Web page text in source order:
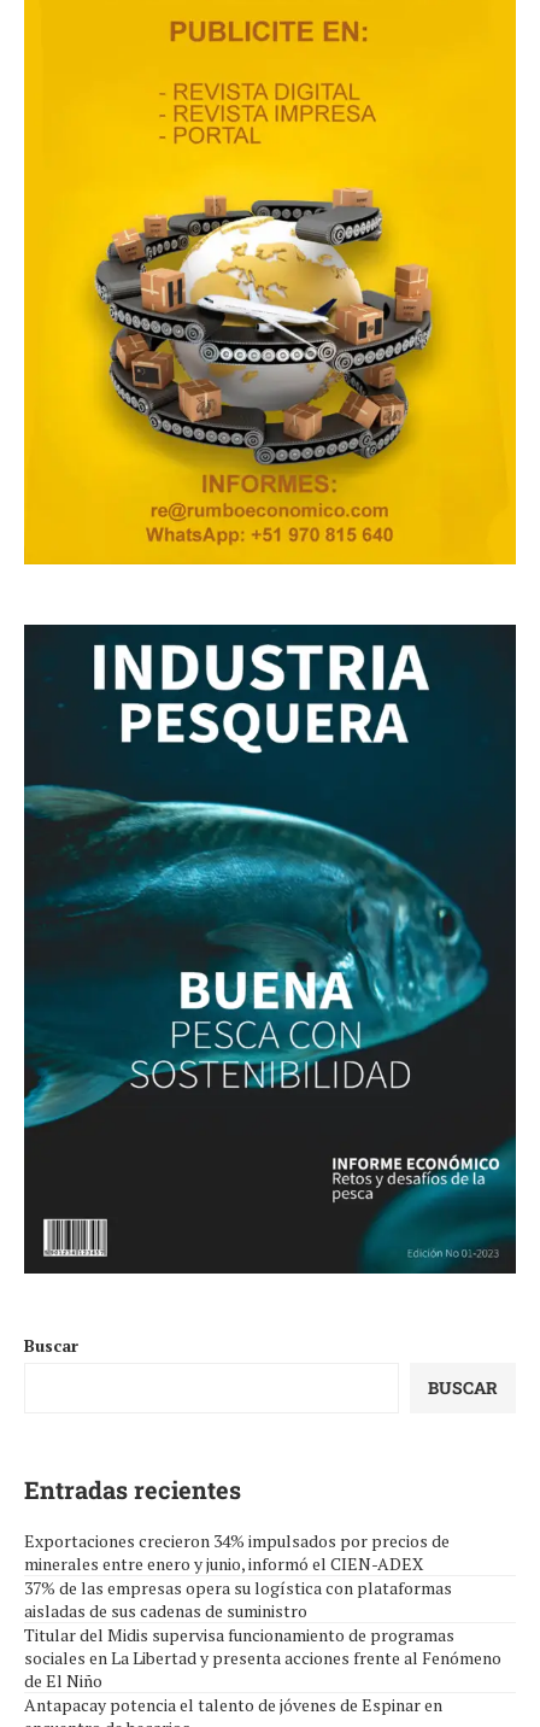
Buscar
BUSCAR
Entradas recientes
Exportaciones crecieron 34% impulsados por precios de
minerales entre enero y junio, informó el CIEN-ADEX
37% de las empresas opera su logística con plataformas
aisladas de sus cadenas de suministro
Titular del Midis supervisa funcionamiento de programas
sociales en La Libertad y presenta acciones frente al Fenómeno
de El Niño
Antapacay potencia el talento de jóvenes de Espinar en